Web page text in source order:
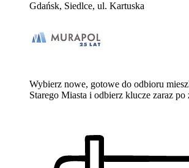
Gdańsk, Siedlce, ul. Kartuska
Wybierz nowe, gotowe do odbioru
Starego Miasta i odbierz klucze zaraz po